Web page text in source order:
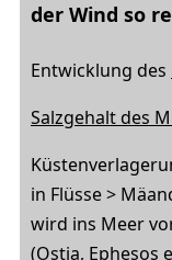
der Wind so
Entwicklung des
Salzgehalt des
in Flüsse >
wird ins Meer
(Ostia, Ephesos